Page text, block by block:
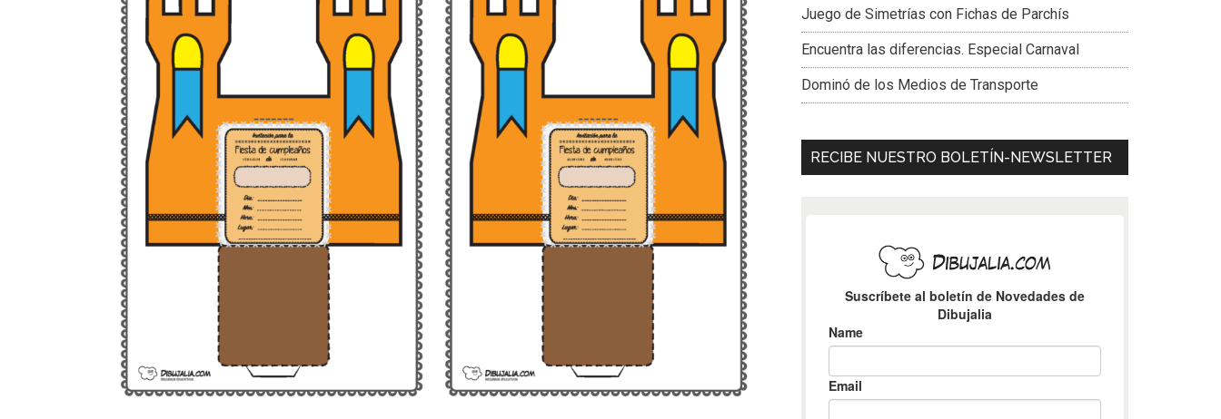
Juego de Simetrías con Fichas de Parchís
Encuentra las diferencias. Especial Carnaval
Dominó de los Medios de Transporte
RECIBE NUESTRO BOLETÍN-NEWSLETTER